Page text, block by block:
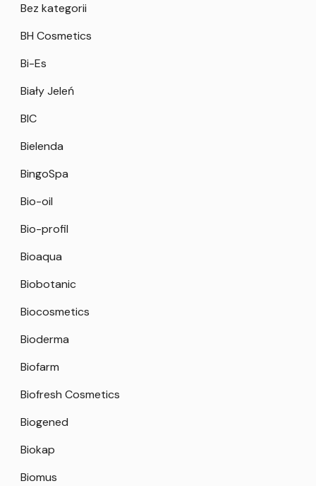
Bez kategorii
BH Cosmetics
Bi-Es
Biały Jeleń
BIC
Bielenda
BingoSpa
Bio-oil
Bio-profil
Bioaqua
Biobotanic
Biocosmetics
Bioderma
Biofarm
Biofresh Cosmetics
Biogened
Biokap
Biomus